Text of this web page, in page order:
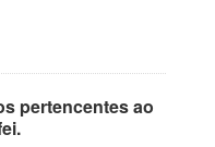
pertencentes ao